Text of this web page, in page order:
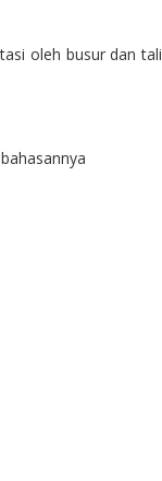
oleh busur dan tali